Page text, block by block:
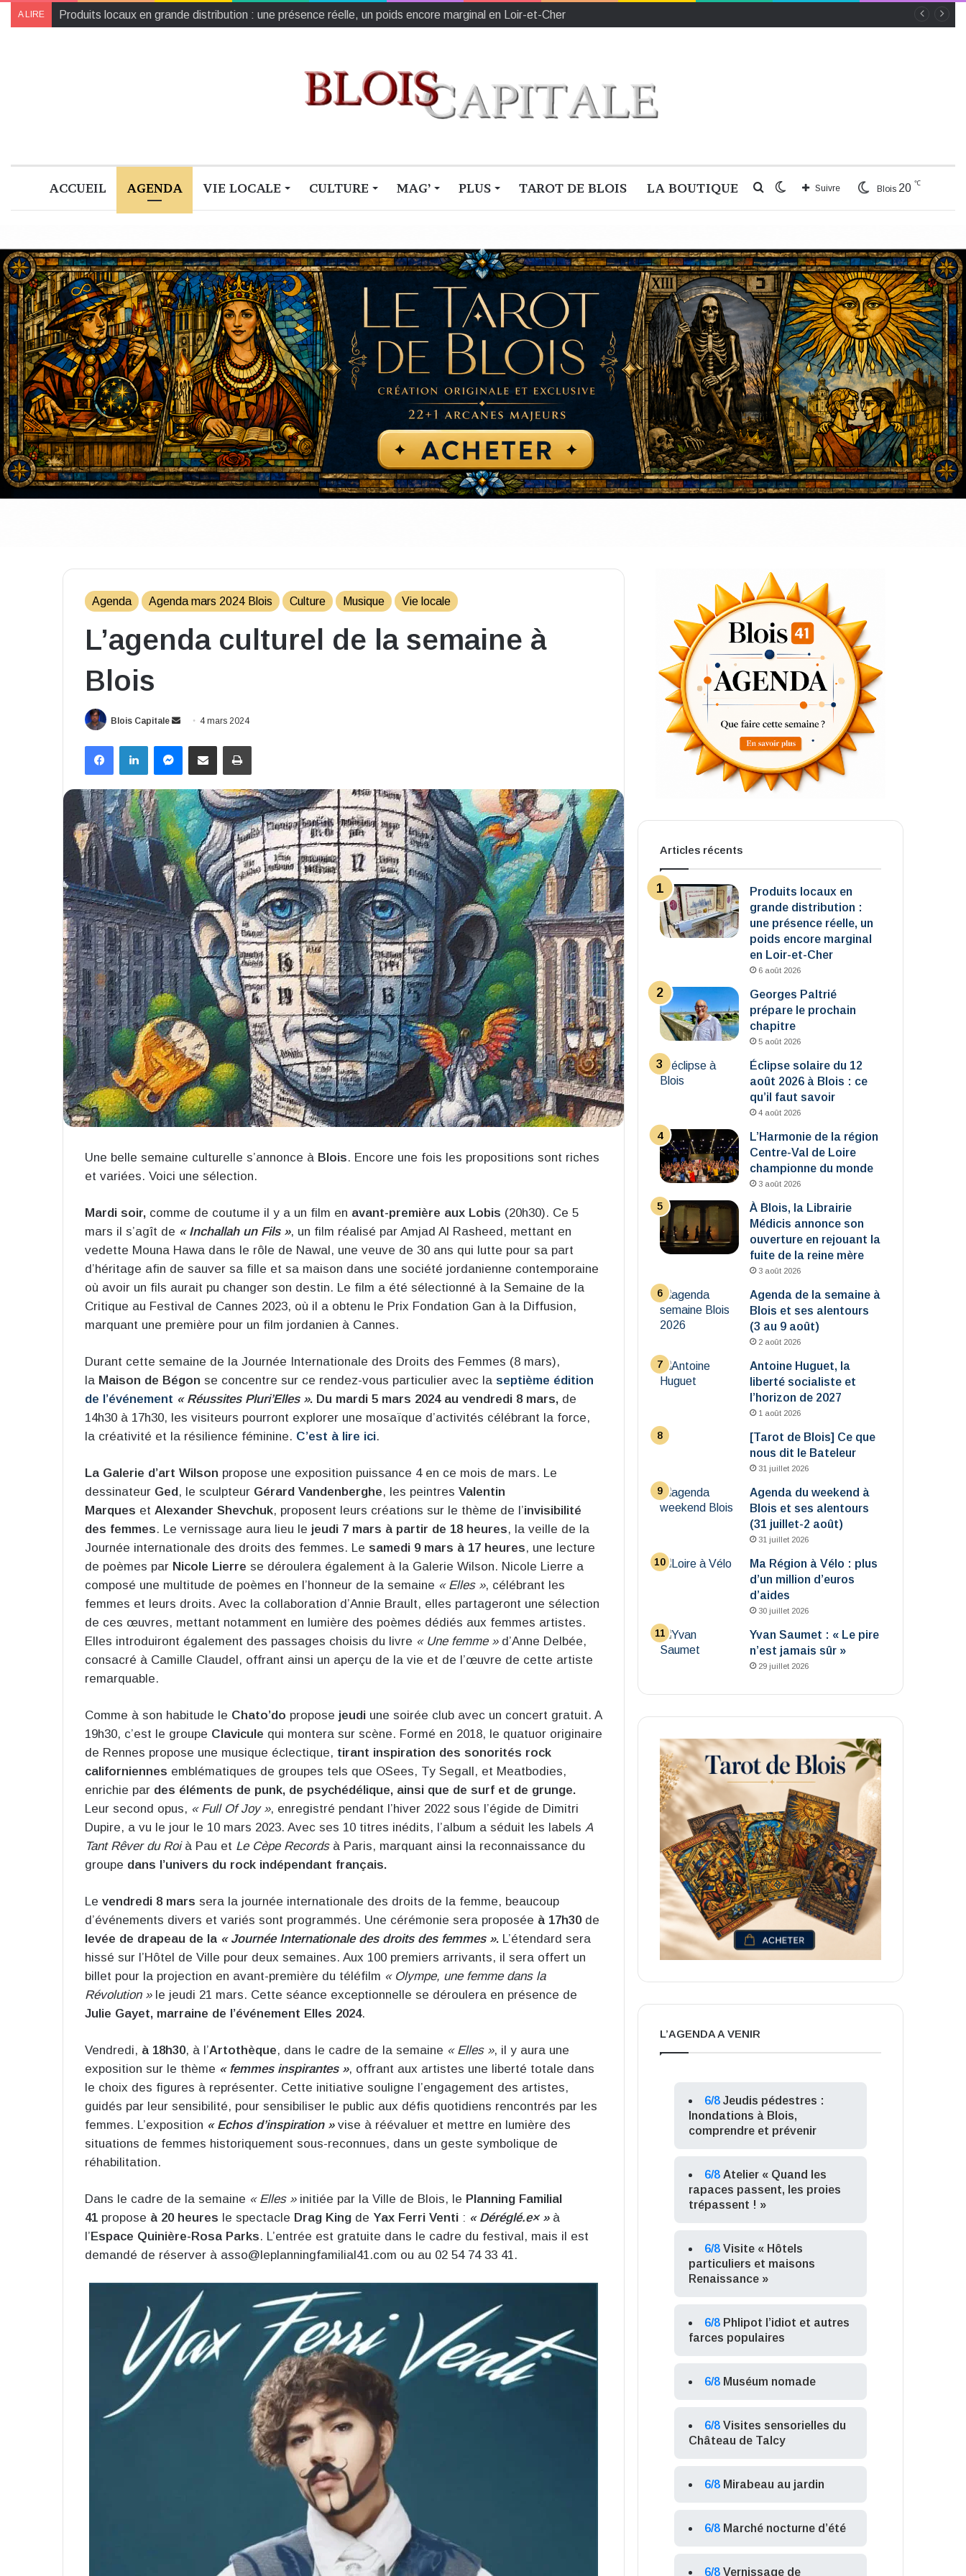
A LIRE Produits locaux en grande distribution : une présence réelle, un poids encore marginal en Loir-et-Cher
ACCUEIL AGENDA VIE LOCALE CULTURE MAG’ PLUS TAROT DE BLOIS LA BOUTIQUE Blois 20 ℃
Suivre
Switch
Rechercher
Agenda Agenda mars 2024 Blois Culture Musique Vie locale
L’agenda culturel de la semaine à
Blois
Blois Capitale
Envoyer
courriel
4 mars 2024
FacebookLinkedinMessenger
Partager par email Imprimer
Une belle semaine culturelle s’annonce à Blois. Encore une fois les propositions sont riches
et variées. Voici une sélection.
Mardi soir, comme de coutume il y a un film en avant-première aux Lobis (20h30). Ce 5
mars il s’agît de « Inchallah un Fils », un film réalisé par Amjad Al Rasheed, mettant en
vedette Mouna Hawa dans le rôle de Nawal, une veuve de 30 ans qui lutte pour sa part
d’héritage afin de sauver sa fille et sa maison dans une société jordanienne contemporaine
où avoir un fils aurait pu changer son destin. Le film a été sélectionné à la Semaine de la
Critique au Festival de Cannes 2023, où il a obtenu le Prix Fondation Gan à la Diffusion,
marquant une première pour un film jordanien à Cannes.
Durant cette semaine de la Journée Internationale des Droits des Femmes (8 mars),
la Maison de Bégon se concentre sur ce rendez-vous particulier avec la septième édition
de l’événement « Réussites Pluri’Elles ». Du mardi 5 mars 2024 au vendredi 8 mars, de
14h30 à 17h30, les visiteurs pourront explorer une mosaïque d’activités célébrant la force,
la créativité et la résilience féminine. C’est à lire ici.
La Galerie d’art Wilson propose une exposition puissance 4 en ce mois de mars. Le
dessinateur Ged , le sculpteur Gérard Vandenberghe, les peintres Valentin
Marques et Alexander Shevchuk, proposent leurs créations sur le thème de l’invisibilité
des femmes. Le vernissage aura lieu le jeudi 7 mars à partir de 18 heures, la veille de la
Journée internationale des droits des femmes. Le samedi 9 mars à 17 heures, une lecture
de poèmes par Nicole Lierre se déroulera également à la Galerie Wilson. Nicole Lierre a
composé une multitude de poèmes en l’honneur de la semaine « Elles », célébrant les
femmes et leurs droits. Avec la collaboration d’Annie Brault, elles partageront une sélection
de ces œuvres, mettant notamment en lumière des poèmes dédiés aux femmes artistes.
Elles introduiront également des passages choisis du livre « Une femme »d’Anne Delbée,
consacré à Camille Claudel, offrant ainsi un aperçu de la vie et de l’œuvre de cette artiste
remarquable.
Comme à son habitude le Chato’do propose jeudi une soirée club avec un concert gratuit. A
19h30, c’est le groupe Clavicule qui montera sur scène. Formé en 2018, le quatuor originaire
de Rennes propose une musique éclectique, tirant inspiration des sonorités rock
californiennes emblématiques de groupes tels que OSees, Ty Segall, et Meatbodies,
enrichie par des éléments de punk, de psychédélique, ainsi que de surf et de grunge.
Leur second opus, « Full Of Joy », enregistré pendant l’hiver 2022 sous l’égide de Dimitri
Dupire, a vu le jour le 10 mars 2023. Avec ses 10 titres inédits, l’album a séduit les labels A
Tant Rêver du Roià Pau et Le Cèpe Recordsà Paris, marquant ainsi la reconnaissance du
groupe dans l’univers du rock indépendant français.
Le vendredi 8 mars sera la journée internationale des droits de la femme, beaucoup
d’événements divers et variés sont programmés. Une cérémonie sera proposée à 17h30 de
levée de drapeau de la « Journée Internationale des droits des femmes ». L’étendard sera
hissé sur l’Hôtel de Ville pour deux semaines. Aux 100 premiers arrivants, il sera offert un
billet pour la projection en avant-première du téléfilm « Olympe, une femme dans la
Révolution »le jeudi 21 mars. Cette séance exceptionnelle se déroulera en présence de
Julie Gayet, marraine de l’événement Elles 2024.
Vendredi, à 18h30, à l’Artothèque, dans le cadre de la semaine « Elles », il y aura une
exposition sur le thème « femmes inspirantes », offrant aux artistes une liberté totale dans
le choix des figures à représenter. Cette initiative souligne l’engagement des artistes,
guidés par leur sensibilité, pour sensibiliser le public aux défis quotidiens rencontrés par les
femmes. L’exposition « Echos d’inspiration »vise à réévaluer et mettre en lumière des
situations de femmes historiquement sous-reconnues, dans un geste symbolique de
réhabilitation.
Dans le cadre de la semaine « Elles »initiée par la Ville de Blois, le Planning Familial
41 propose à 20 heures le spectacle Drag King de Yax Ferri Venti : « Déréglé.e× »à
l’ Espace Quinière-Rosa Parks. L’entrée est gratuite dans le cadre du festival, mais il est
demandé de réserver à asso@leplanningfamilial41.com ou au 02 54 74 33 41.
Articles récents
Produits locaux en
grande distribution :
une présence réelle, un
poids encore marginal
en Loir-et-Cher
6 août 2026
Georges Paltrié
prépare le prochain
chapitre
5 août 2026
Éclipse solaire du 12
août 2026 à Blois : ce
qu’il faut savoir
4 août 2026
L’Harmonie de la région
Centre-Val de Loire
championne du monde
3 août 2026
À Blois, la Librairie
Médicis annonce son
ouverture en rejouant la
fuite de la reine mère
3 août 2026
Agenda de la semaine à
Blois et ses alentours
(3 au 9 août)
2 août 2026
Antoine Huguet, la
liberté socialiste et
l’horizon de 2027
1 août 2026
[Tarot de Blois] Ce que
nous dit le Bateleur
31 juillet 2026
Agenda du weekend à
Blois et ses alentours
(31 juillet-2 août)
31 juillet 2026
Ma Région à Vélo : plus
d’un million d’euros
d’aides
30 juillet 2026
Yvan Saumet : « Le pire
n’est jamais sûr »
29 juillet 2026
L’AGENDA A VENIR
6/8 Jeudis pédestres :
Inondations à Blois,
comprendre et prévenir
6/8 Atelier « Quand les
rapaces passent, les proies
trépassent ! »
6/8 Visite « Hôtels
particuliers et maisons
Renaissance »
6/8 Phlipot l’idiot et autres
farces populaires
6/8 Muséum nomade
6/8 Visites sensorielles du
Château de Talcy
6/8 Mirabeau au jardin
6/8 Marché nocturne d’été
6/8 Vernissage de